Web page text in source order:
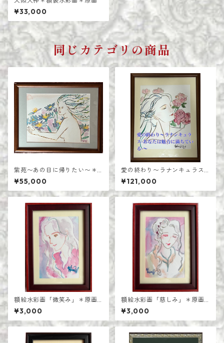
¥33,000
同じカテゴリの商品
紫苑〜あの日に帰りたい〜＊
水彩画・原画F6号
¥55,000
愛の終わり〜ラナンキュラス-
あなたは魅力に満ちている-〜
＊額装水彩画・原画
¥121,000
額絵水彩画「微笑み」＊原画
ハガキサイズ
¥3,000
額絵水彩画「慈しみ」＊原画
ハガキサイズ
¥3,000